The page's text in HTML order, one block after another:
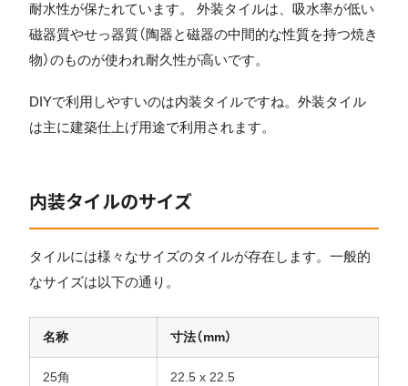
耐水性が保たれています。 外装タイルは、吸水率が低い
磁器質やせっ器質（陶器と磁器の中間的な性質を持つ焼き
物）のものが使われ耐久性が高いです。
DIYで利用しやすいのは内装タイルですね。外装タイル
は主に建築仕上げ用途で利用されます。
内装タイルのサイズ
タイルには様々なサイズのタイルが存在します。一般的
なサイズは以下の通り。
名称 寸法（mm）
25角 22.5 x 22.5